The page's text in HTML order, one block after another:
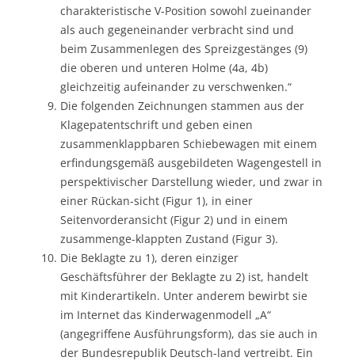
charakteristische V-Position sowohl zueinander
als auch gegeneinander verbracht sind und
beim Zusammenlegen des Spreizgestänges (9)
die oberen und unteren Holme (4a, 4b)
gleichzeitig aufeinander zu verschwenken.“
Die folgenden Zeichnungen stammen aus der
Klagepatentschrift und geben einen
zusammenklappbaren Schiebewagen mit einem
erfindungsgemäß ausgebildeten Wagengestell in
perspektivischer Darstellung wieder, und zwar in
einer Rückan-sicht (Figur 1), in einer
Seitenvorderansicht (Figur 2) und in einem
zusammenge-klappten Zustand (Figur 3).
Die Beklagte zu 1), deren einziger
Geschäftsführer der Beklagte zu 2) ist, handelt
mit Kinderartikeln. Unter anderem bewirbt sie
im Internet das Kinderwagenmodell „A“
(angegriffene Ausführungsform), das sie auch in
der Bundesrepublik Deutsch-land vertreibt. Ein